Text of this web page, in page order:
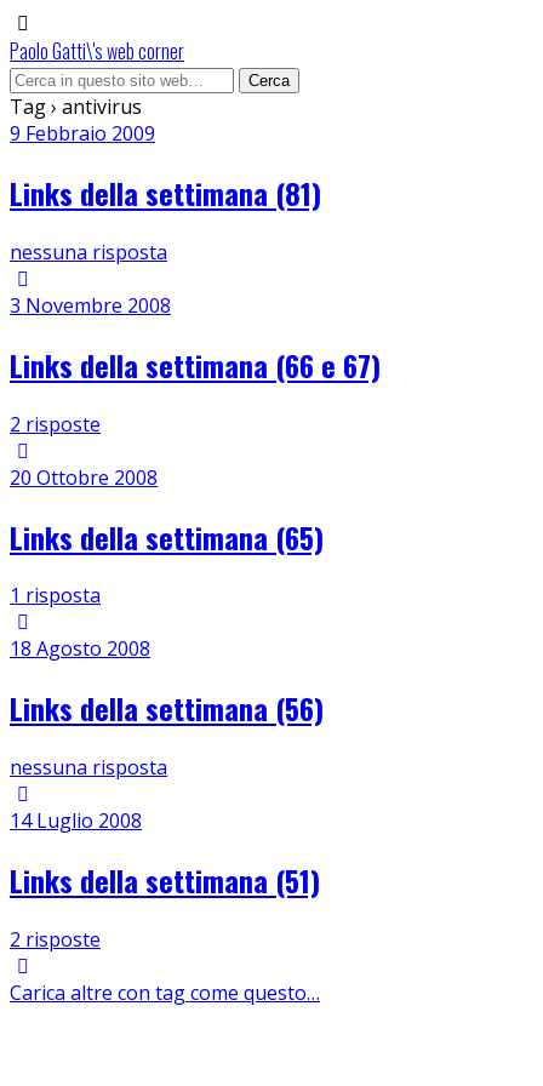
Paolo Gatti\'s web corner
Tag › antivirus
9 Febbraio 2009
Links della settimana (81)
nessuna risposta
3 Novembre 2008
Links della settimana (66 e 67)
2 risposte
20 Ottobre 2008
Links della settimana (65)
1 risposta
18 Agosto 2008
Links della settimana (56)
nessuna risposta
14 Luglio 2008
Links della settimana (51)
2 risposte
Carica altre con tag come questo…